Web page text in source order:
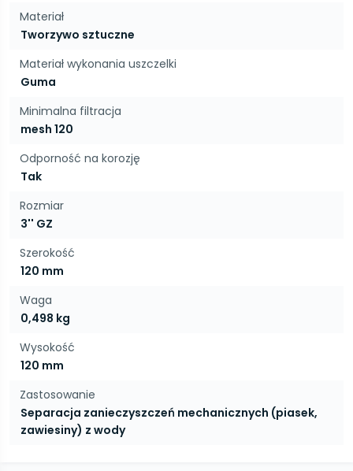
Materiał
Tworzywo sztuczne
Materiał wykonania uszczelki
Guma
Minimalna filtracja
mesh 120
Odporność na korozję
Tak
Rozmiar
3'' GZ
Szerokość
120 mm
Waga
0,498 kg
Wysokość
120 mm
Zastosowanie
Separacja zanieczyszczeń mechanicznych (piasek,
zawiesiny) z wody